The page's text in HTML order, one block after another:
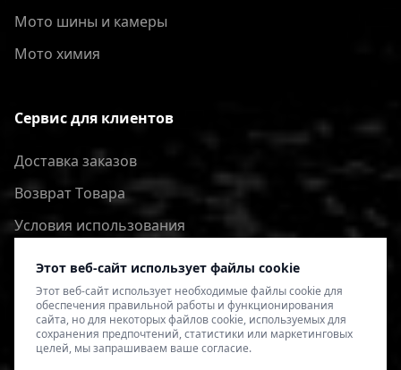
Этот веб-сайт использует файлы cookie
Этот веб-сайт использует необходимые файлы cookie для
обеспечения правильной работы и функционирования
сайта, но для некоторых файлов cookie, используемых для
сохранения предпочтений, статистики или маркетинговых
целей, мы запрашиваем ваше согласие.
Мото шины и камеры
Мото химия
Сервис для клиентов
Доставка заказов
Bозврат Tовара
Условия использования
Политика конфиденциальности